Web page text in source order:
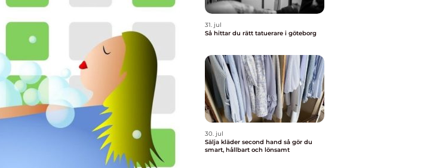
31. jul
Så hittar du rätt tatuerare i göteborg
30. jul
Sälja kläder second hand så gör du
smart, hållbart och lönsamt